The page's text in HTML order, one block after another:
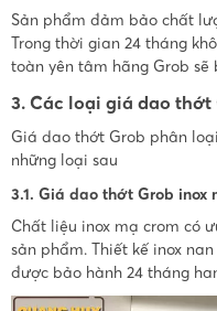
Sản phẩm đảm bảo chất
Trong thời gian 24 tháng
toàn yên tâm hãng Grob sẽ
3. Các loại giá dao thớt
Giá dao thớt Grob phân
những loại sau
3.1. Giá dao thớt Grob inox
Chất liệu inox mạ crom có
sản phẩm. Thiết kế inox
được bảo hành 24 tháng